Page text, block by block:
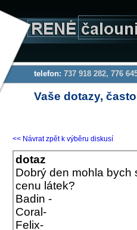
telefon: 737 918 282, 776
Vaše dotazy,
<< Návrat zpět k výběru diskusí
dotaz
Dobrý den mohla bych
cenu látek?
Badin -
Coral-
Felix-